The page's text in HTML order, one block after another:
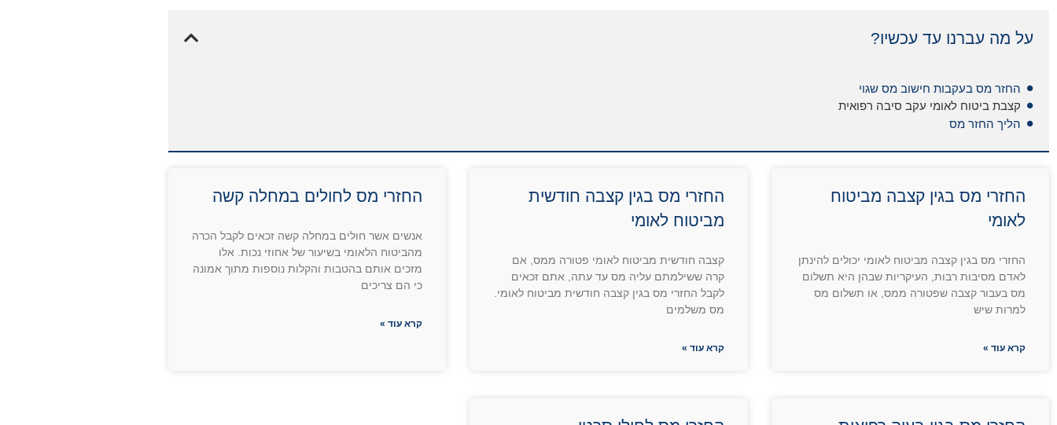
על מה עברנו עד עכשיו?
החזר מס בעקבות חישוב מס שגוי
קצבת ביטוח לאומי עקב סיבה רפואית
הליך החזר מס
החזרי מס בגין קצבה מביטוח
לאומי
החזרי מס בגין קצבה מביטוח לאומי יכולים להינתן
לאדם מסיבות רבות, העיקריות שבהן היא תשלום
מס בעבור קצבה שפטורה ממס, או תשלום מס
למרות שיש
קרא עוד »
החזרי מס בגין קצבה חודשית
מביטוח לאומי
קצבה חודשית מביטוח לאומי פטורה ממס, אם
קרה ששילמתם עליה מס עד עתה, אתם זכאים
לקבל החזרי מס בגין קצבה חודשית מביטוח לאומי.
מס משלמים
קרא עוד »
החזרי מס לחולים במחלה קשה
אנשים אשר חולים במחלה קשה זכאים לקבל הכרה
מהביטוח הלאומי בשיעור של אחוזי נכות. אלו
מזכים אותם בהטבות והקלות נוספות מתוך אמונה
כי הם צריכים
קרא עוד »